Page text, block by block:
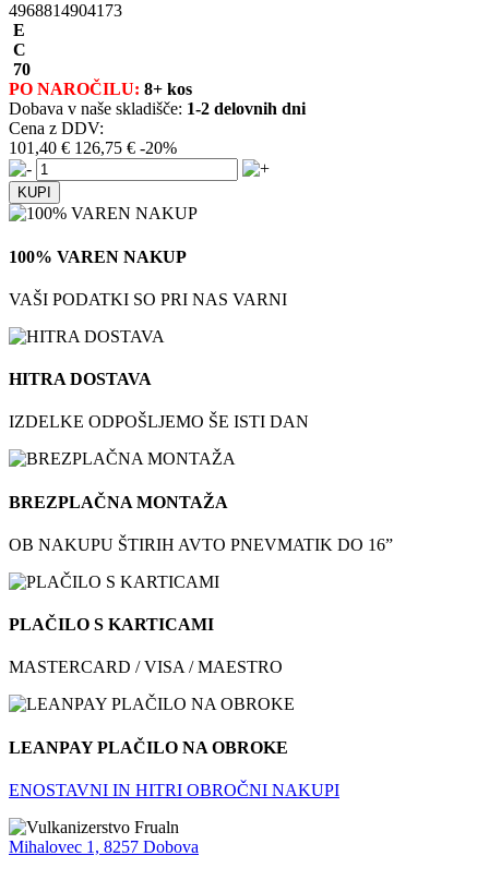
4968814904173
E
C
70
PO NAROČILU: 8+ kos
Dobava v naše skladišče: 1-2 delovnih dni
Cena z DDV:
101,40 € 126,75 € -20%
100% VAREN NAKUP
VAŠI PODATKI SO PRI NAS VARNI
HITRA DOSTAVA
IZDELKE ODPOŠLJEMO ŠE ISTI DAN
BREZPLAČNA MONTAŽA
OB NAKUPU ŠTIRIH AVTO PNEVMATIK DO 16”
PLAČILO S KARTICAMI
MASTERCARD / VISA / MAESTRO
LEANPAY PLAČILO NA OBROKE
ENOSTAVNI IN HITRI OBROČNI NAKUPI
Mihalovec 1, 8257 Dobova